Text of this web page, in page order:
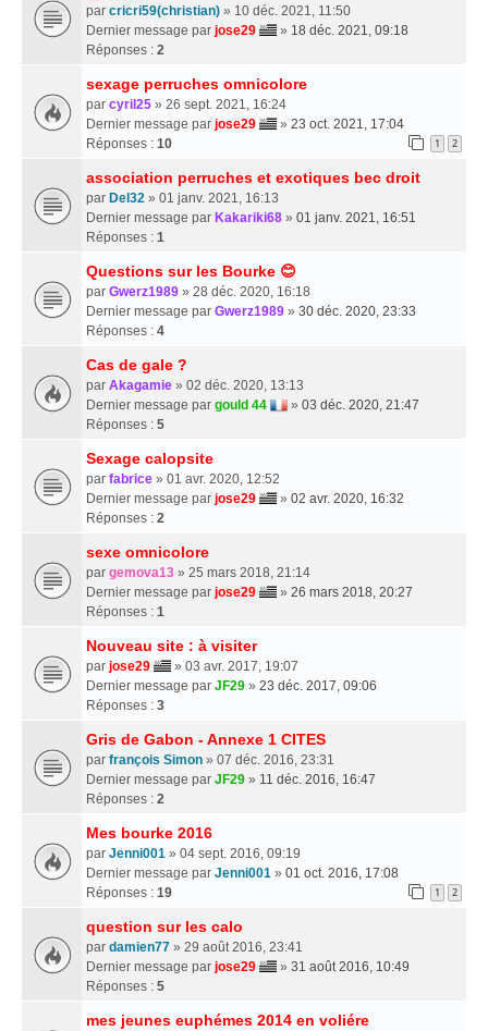
par cricri59(christian) » 10 déc. 2021, 11:50
Dernier message par jose29 » 18 déc. 2021, 09:18
Réponses : 2
sexage perruches omnicolore
par cyril25 » 26 sept. 2021, 16:24
Dernier message par jose29 » 23 oct. 2021, 17:04
Réponses : 10 1 2
association perruches et exotiques bec droit
par Del32 » 01 janv. 2021, 16:13
Dernier message par Kakariki68 » 01 janv. 2021, 16:51
Réponses : 1
Questions sur les Bourke 😊
par Gwerz1989 » 28 déc. 2020, 16:18
Dernier message par Gwerz1989 » 30 déc. 2020, 23:33
Réponses : 4
Cas de gale ?
par Akagamie » 02 déc. 2020, 13:13
Dernier message par gould 44 » 03 déc. 2020, 21:47
Réponses : 5
Sexage calopsite
par fabrice » 01 avr. 2020, 12:52
Dernier message par jose29 » 02 avr. 2020, 16:32
Réponses : 2
sexe omnicolore
par gemova13 » 25 mars 2018, 21:14
Dernier message par jose29 » 26 mars 2018, 20:27
Réponses : 1
Nouveau site : à visiter
par jose29
» 03 avr. 2017, 19:07
Dernier message par JF29 » 23 déc. 2017, 09:06
Réponses : 3
Gris de Gabon - Annexe 1 CITES
par françois Simon » 07 déc. 2016, 23:31
Dernier message par JF29 » 11 déc. 2016, 16:47
Réponses : 2
Mes bourke 2016
par Jenni001 » 04 sept. 2016, 09:19
Dernier message par Jenni001 » 01 oct. 2016, 17:08
Réponses : 19 1 2
question sur les calo
par damien77 » 29 août 2016, 23:41
Dernier message par jose29 » 31 août 2016, 10:49
Réponses : 5
mes jeunes euphémes 2014 en voliére